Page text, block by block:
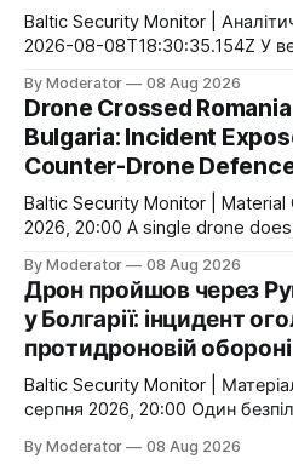
Baltic Security Monitor |
2026-08-08T18:30:35.154Z У вечірньому OSINT-
подій: за останню добу
подію, а чотири з п’яти
мають вік від 56 до 108 годин.
сигнал — продовження
діалогу щодо
By Moderator 08 Aug 2026
Drone Crossed
Bulgaria: Incident
Counter-Drone
Baltic Security Monitor | Material
2026, 20:00 A single drone does not prove that NATO air
of one Allied state, an explosion
proximity of cross-border gas
specific
By Moderator 08 Aug 2026
Дрон пройшов через
у Болгарії: інцидент
протидроновій
Baltic Security Monitor |
серпня 2026, 20:00 Один безпілотник не доводить
маршрут через повітряний
By Moderator 08 Aug 2026